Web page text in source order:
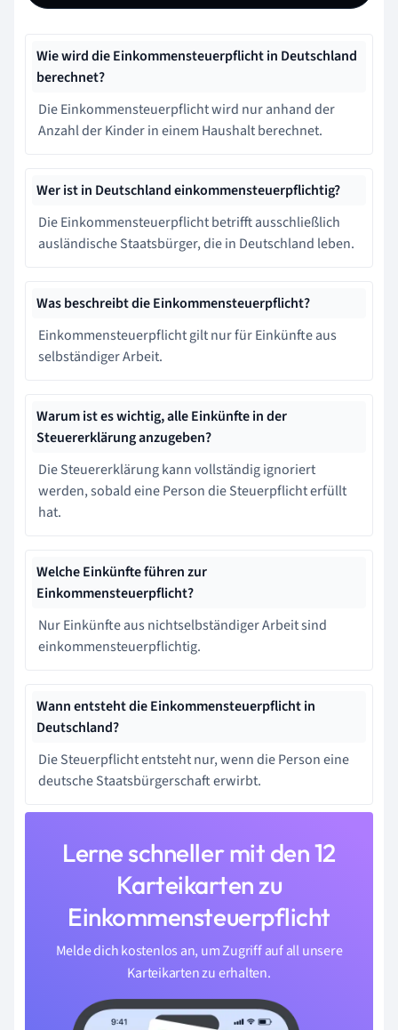
Wie wird die Einkommensteuerpflicht in Deutschland
berechnet?
Die Einkommensteuerpflicht wird nur anhand der
Anzahl der Kinder in einem Haushalt berechnet.
Wer ist in Deutschland einkommensteuerpflichtig?
Die Einkommensteuerpflicht betrifft ausschließlich
ausländische Staatsbürger, die in Deutschland leben.
Was beschreibt die Einkommensteuerpflicht?
Einkommensteuerpflicht gilt nur für Einkünfte aus
selbständiger Arbeit.
Warum ist es wichtig, alle Einkünfte in der
Steuererklärung anzugeben?
Die Steuererklärung kann vollständig ignoriert
werden, sobald eine Person die Steuerpflicht erfüllt
hat.
Welche Einkünfte führen zur
Einkommensteuerpflicht?
Nur Einkünfte aus nichtselbständiger Arbeit sind
einkommensteuerpflichtig.
Wann entsteht die Einkommensteuerpflicht in
Deutschland?
Die Steuerpflicht entsteht nur, wenn die Person eine
deutsche Staatsbürgerschaft erwirbt.
Lerne schneller mit den 12
Karteikarten zu
Einkommensteuerpflicht
Melde dich kostenlos an, um Zugriff auf all unsere
Karteikarten zu erhalten.